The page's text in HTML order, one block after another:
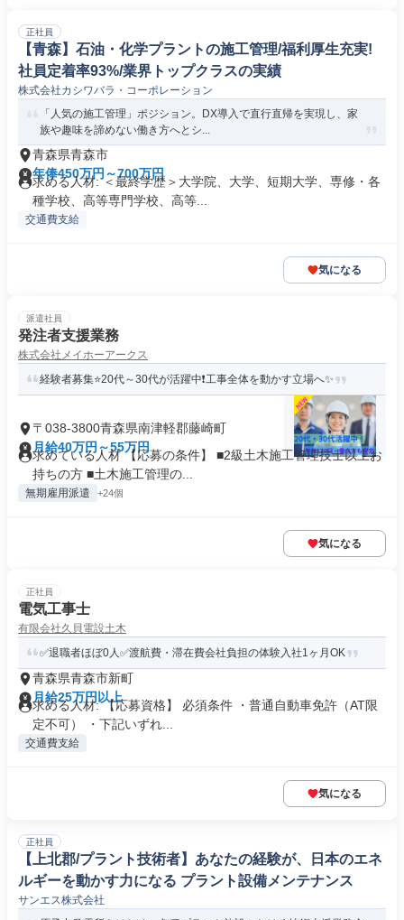
正社員
【青森】石油・化学プラントの施工管理/福利厚生充実!
社員定着率93%/業界トップクラスの実績
株式会社カシワバラ・コーポレーション
「人気の施工管理」ポジション。DX導入で直行直帰を実現し、家
族や趣味を諦めない働き方へとシ...
青森県青森市
年俸450万円～700万円
求める人材: ＜最終学歴＞大学院、大学、短期大学、専修・各
種学校、高等専門学校、高等...
交通費支給
気になる
派遣社員
発注者支援業務
株式会社メイホーアークス
経験者募集⭐20代～30代が活躍中❗工事全体を動かす立場へ✨
〒038-3800青森県南津軽郡藤崎町
月給40万円～55万円
求めている人材 【応募の条件】 ■2級土木施工管理技士以上お
持ちの方 ■土木施工管理の...
無期雇用派遣 +24個
気になる
正社員
電気工事士
有限会社久貝電設土木
✅退職者ほぼ0人✅渡航費・滞在費会社負担の体験入社1ヶ月OK
青森県青森市新町
月給25万円以上
求める人材: 【応募資格】 必須条件 ・普通自動車免許（AT限
定不可） ・下記いずれ...
交通費支給
気になる
正社員
【上北郡/プラント技術者】あなたの経験が、日本のエネ
ルギーを動かす力になる プラント設備メンテナンス
サンエス株式会社